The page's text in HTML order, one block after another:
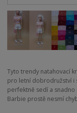
Tyto trendy natahovací
pro letní dobrodružství i
perfektně sedí a snadno
Barbie prostě nesmí